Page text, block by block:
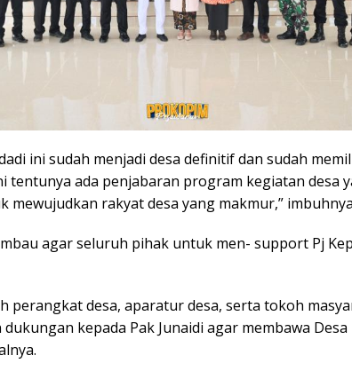
ini sudah menjadi desa definitif dan sudah
tentunya ada penjabaran program kegiatan desa
mewujudkan rakyat desa yang makmur,”
agar seluruh pihak untuk men- support Pj
perangkat desa, aparatur desa, serta tokoh
kepada Pak Junaidi agar membawa